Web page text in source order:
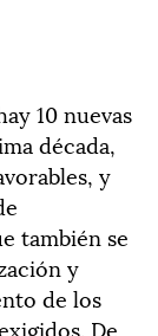
10 nuevas
década,
y
también se
y
de los
De